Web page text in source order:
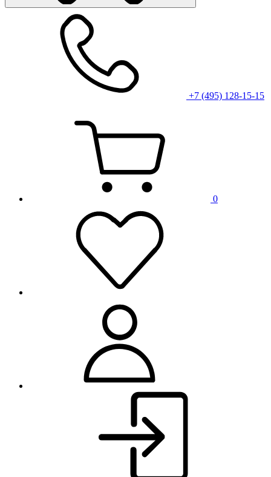
+7 (495) 128-15-15
0